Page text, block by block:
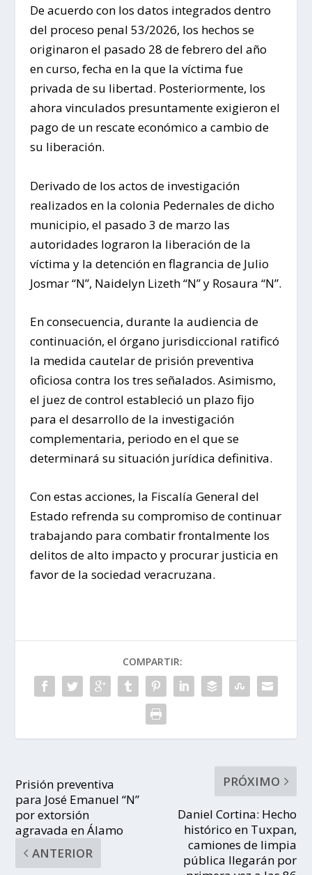
De acuerdo con los datos integrados dentro
del proceso penal 53/2026, los hechos se
originaron el pasado 28 de febrero del año
en curso, fecha en la que la víctima fue
privada de su libertad. Posteriormente, los
ahora vinculados presuntamente exigieron el
pago de un rescate económico a cambio de
su liberación.
Derivado de los actos de investigación
realizados en la colonia Pedernales de dicho
municipio, el pasado 3 de marzo las
autoridades lograron la liberación de la
víctima y la detención en flagrancia de Julio
Josmar “N”, Naidelyn Lizeth “N” y Rosaura “N”.
En consecuencia, durante la audiencia de
continuación, el órgano jurisdiccional ratificó
la medida cautelar de prisión preventiva
oficiosa contra los tres señalados. Asimismo,
el juez de control estableció un plazo fijo
para el desarrollo de la investigación
complementaria, periodo en el que se
determinará su situación jurídica definitiva.
Con estas acciones, la Fiscalía General del
Estado refrenda su compromiso de continuar
trabajando para combatir frontalmente los
delitos de alto impacto y procurar justicia en
favor de la sociedad veracruzana.
COMPARTIR:
Prisión preventiva
para José Emanuel “N”
por extorsión
agravada en Álamo
ANTERIOR
PRÓXIMO
Daniel Cortina: Hecho
histórico en Tuxpan,
camiones de limpia
pública llegarán por